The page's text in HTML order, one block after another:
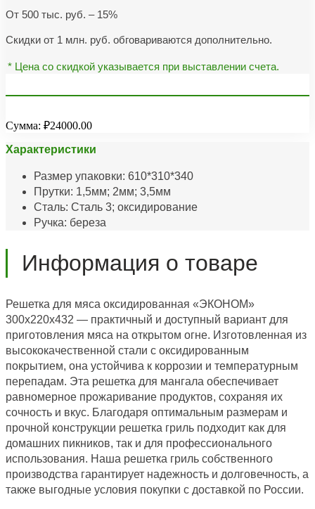
От 500 тыс. руб. – 15%
Скидки от 1 млн. руб. обговариваются дополнительно.
* Цена со скидкой указывается при выставлении счета.
Сумма: ₽24000.00
Характеристики
Размер упаковки: 610*310*340
Прутки: 1,5мм; 2мм; 3,5мм
Сталь: Сталь 3; оксидирование
Ручка: береза
Информация о товаре
Решетка для мяса оксидированная «ЭКОНОМ»
300х220х432 — практичный и доступный вариант для
приготовления мяса на открытом огне. Изготовленная из
высококачественной стали с оксидированным
покрытием, она устойчива к коррозии и температурным
перепадам. Эта решетка для мангала обеспечивает
равномерное прожаривание продуктов, сохраняя их
сочность и вкус. Благодаря оптимальным размерам и
прочной конструкции решетка гриль подходит как для
домашних пикников, так и для профессионального
использования. Наша решетка гриль собственного
производства гарантирует надежность и долговечность, а
также выгодные условия покупки с доставкой по России.